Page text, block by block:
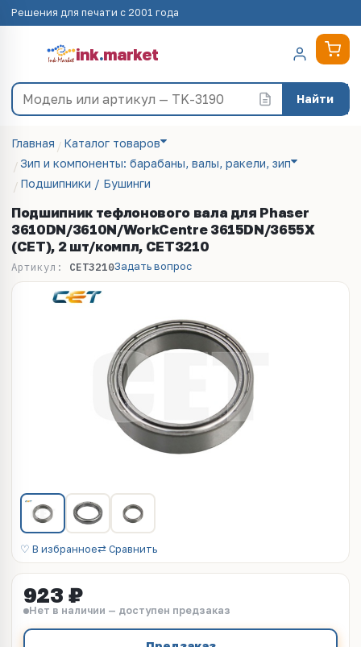
Решения для печати с 2001 года
ink.market
Найти
Главная
Каталог товаров
Зип и компоненты: барабаны, валы, ракели, зип
Подшипники / Бушинги
Подшипник тефлонового вала для Phaser
3610DN/3610N/WorkCentre 3615DN/3655X
(CET), 2 шт/компл, CET3210
Артикул: CET3210Задать вопрос
♡ В избранное⇄ Сравнить
923 ₽
Нет в наличии — доступен предзаказ